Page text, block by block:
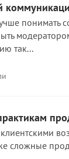
понимать
так...
клиентскими
сложные